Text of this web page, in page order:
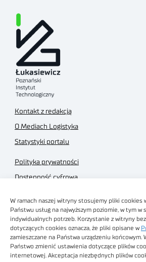
W ramach naszej witryny stosujemy pliki cookies
Państwu usług na najwyższym poziomie, w tym
indywidualnych potrzeb. Korzystanie z witryny
dotyczących cookies oznacza, że pliki opisane w
zamieszczane na Państwa urządzeniu końcowym.
Państwo zmienić ustawienia dotyczące plików
internetowej. Akceptacja niezbędnych plików
Kontakt z redakcją
O Mediach Logistyka
Statystyki portalu
Polityka prywatności
Dostępność cyfrowa
Regulamin sklepu